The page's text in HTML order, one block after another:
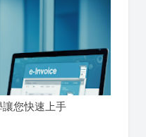
您快速上手